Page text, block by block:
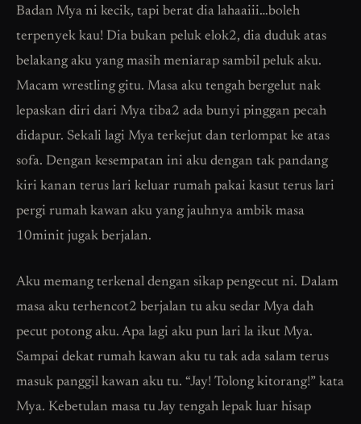
Badan Mya ni kecik, tapi berat dia lahaaiii…boleh
terpenyek kau! Dia bukan peluk elok2, dia duduk atas
belakang aku yang masih meniarap sambil peluk aku.
Macam wrestling gitu. Masa aku tengah bergelut nak
lepaskan diri dari Mya tiba2 ada bunyi pinggan pecah
didapur. Sekali lagi Mya terkejut dan terlompat ke atas
sofa. Dengan kesempatan ini aku dengan tak pandang
kiri kanan terus lari keluar rumah pakai kasut terus lari
pergi rumah kawan aku yang jauhnya ambik masa
10minit jugak berjalan.
Aku memang terkenal dengan sikap pengecut ni. Dalam
masa aku terhencot2 berjalan tu aku sedar Mya dah
pecut potong aku. Apa lagi aku pun lari la ikut Mya.
Sampai dekat rumah kawan aku tu tak ada salam terus
masuk panggil kawan aku tu. “Jay! Tolong kitorang!” kata
Mya. Kebetulan masa tu Jay tengah lepak luar hisap